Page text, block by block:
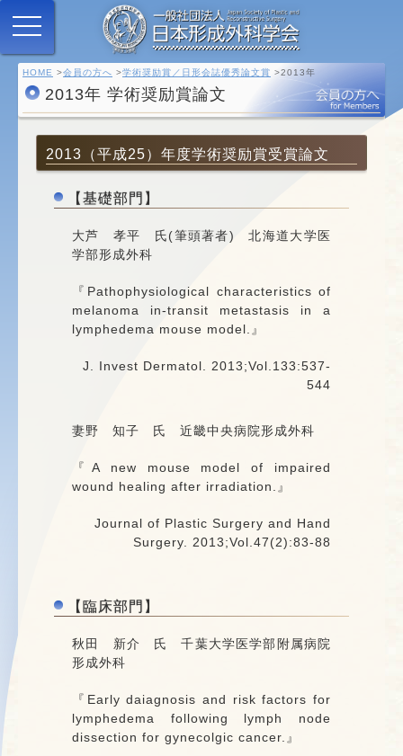
HOME 会員の方へ 学術奨励賞／日形会誌優秀論文賞 2013年
2013年 学術奨励賞論文
2013（平成25）年度学術奨励賞受賞論文
【基礎部門】
大芦 孝平 氏(筆頭著者) 北海道大学医
学部形成外科
『Pathophysiological characteristics of
melanoma in-transit metastasis in a
lymphedema mouse model.』
J. Invest Dermatol. 2013;Vol.133:537-
544
妻野 知子 氏 近畿中央病院形成外科
『A new mouse model of impaired
wound healing after irradiation.』
Journal of Plastic Surgery and Hand
Surgery. 2013;Vol.47(2):83-88
【臨床部門】
秋田 新介 氏 千葉大学医学部附属病院
形成外科
『Early daiagnosis and risk factors for
lymphedema following lymph node
dissection for gynecolgic cancer.』